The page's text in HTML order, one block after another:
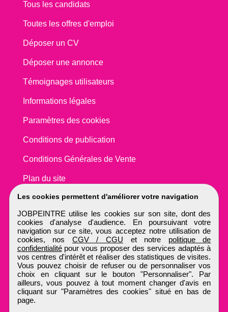
Les cookies permettent d'améliorer votre navigation
JOBPEINTRE utilise les cookies sur son site, dont des
cookies d'analyse d'audience. En poursuivant votre
navigation sur ce site, vous acceptez notre utilisation de
cookies, nos CGV / CGU et notre politique de
confidentialitépour vous proposer des services adaptés à
vos centres d'intérêt et réaliser des statistiques de visites.
Vous pouvez choisir de refuser ou de personnaliser vos
choix en cliquant sur le bouton "Personnaliser". Par
ailleurs, vous pouvez à tout moment changer d'avis en
cliquant sur "Paramètres des cookies" situé en bas de
page.
Tous les candidats
Toutes les offres d'emploi
Déposer un CV
Déposer une annonce
Témoignages utilisateurs
Informations légales
Paramètres des cookies
Conditions de publication
Conditions Générales de Vente
Plan du site